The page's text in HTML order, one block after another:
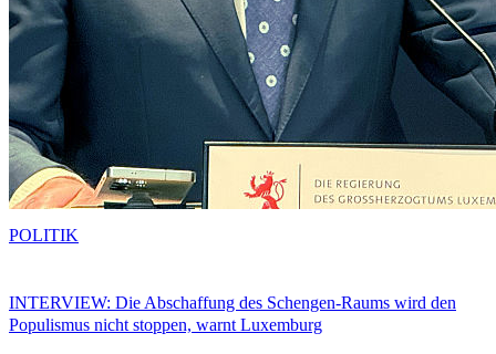
INTERVIEW: Die Abschaffung des Schengen-Raums wird den
Populismus nicht stoppen, warnt Luxemburg
POLITIK